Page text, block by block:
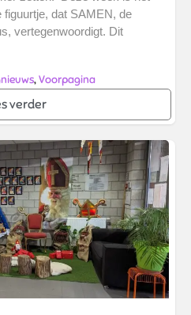
figuurtje, dat SAMEN, de
vertegenwoordigt. Dit
,Voorpagina
verder